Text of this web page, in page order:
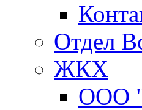
Отдел
ЖКХ
ООО